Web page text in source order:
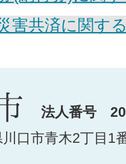
害共済に関す
法人番号
口市青木2丁目1